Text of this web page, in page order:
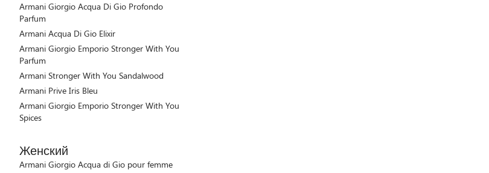
Armani Giorgio Acqua Di Gio Profondo
Parfum
Armani Acqua Di Gio Elixir
Armani Giorgio Emporio Stronger With You
Parfum
Armani Stronger With You Sandalwood
Armani Prive Iris Bleu
Armani Giorgio Emporio Stronger With You
Spices
Женский
Armani Giorgio Acqua di Gio pour femme